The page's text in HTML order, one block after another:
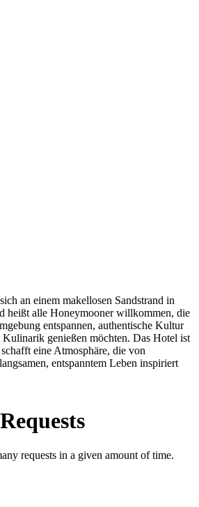
an einem makellosen Sandstrand in
heißt alle Honeymooner willkommen, die
entspannen, authentische Kultur
Kulinarik genießen möchten. Das Hotel ist
eine Atmosphäre, die von
entspanntem Leben inspiriert